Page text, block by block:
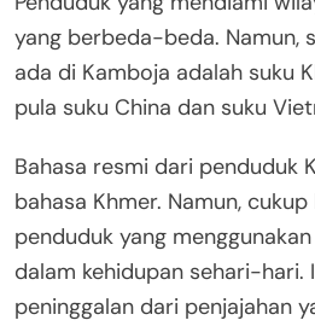
yang berbeda-beda. Namun,
ada di Kamboja adalah suku
pula suku China dan suku
Bahasa resmi dari penduduk
bahasa Khmer. Namun,
penduduk yang
dalam kehidupan sehari-hari.
peninggalan dari penjajahan